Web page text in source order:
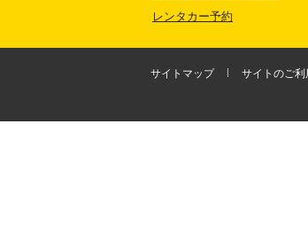
レンタカー予約
サイトマップ サイトのご